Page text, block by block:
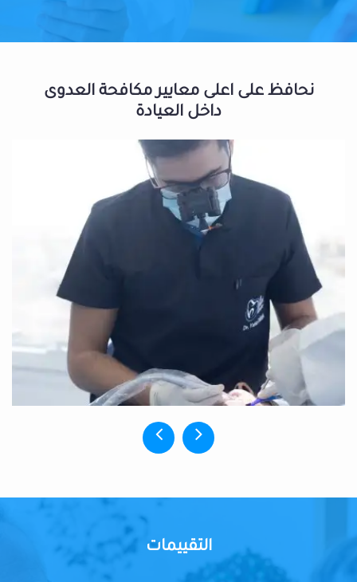
نحافظ على اعلى معايير مكافحة العدوى
داخل العيادة
التقييمات